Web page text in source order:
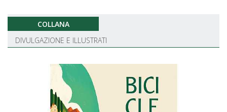
COLLANA
DIVULGAZIONE E ILLUSTRATI